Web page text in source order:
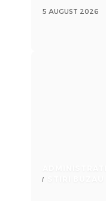
5 AUGUST 2026